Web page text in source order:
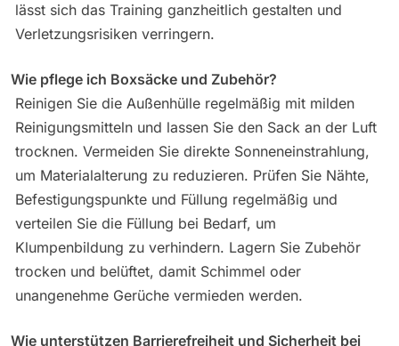
lässt sich das Training ganzheitlich gestalten und
Verletzungsrisiken verringern.
Wie pflege ich Boxsäcke und Zubehör?
Reinigen Sie die Außenhülle regelmäßig mit milden
Reinigungsmitteln und lassen Sie den Sack an der Luft
trocknen. Vermeiden Sie direkte Sonneneinstrahlung,
um Materialalterung zu reduzieren. Prüfen Sie Nähte,
Befestigungspunkte und Füllung regelmäßig und
verteilen Sie die Füllung bei Bedarf, um
Klumpenbildung zu verhindern. Lagern Sie Zubehör
trocken und belüftet, damit Schimmel oder
unangenehme Gerüche vermieden werden.
Wie unterstützen Barrierefreiheit und Sicherheit bei